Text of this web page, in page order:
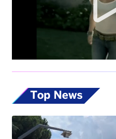
Top News